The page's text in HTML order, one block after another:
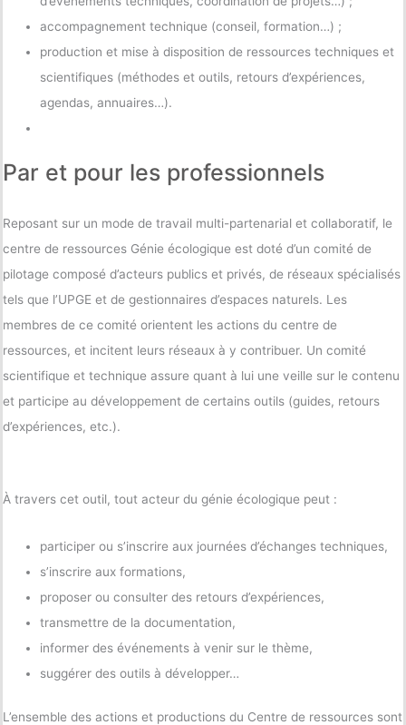
accompagnement technique (conseil, formation…) ;
production et mise à disposition de ressources techniques et
scientifiques (méthodes et outils, retours d’expériences,
agendas, annuaires…).
Par et pour les professionnels
Reposant sur un mode de travail multi-partenarial et collaboratif, le
centre de ressources Génie écologique est doté d’un comité de
pilotage composé d’acteurs publics et privés, de réseaux spécialisés
tels que l’UPGE et de gestionnaires d’espaces naturels. Les
membres de ce comité orientent les actions du centre de
ressources, et incitent leurs réseaux à y contribuer. Un comité
scientifique et technique assure quant à lui une veille sur le contenu
et participe au développement de certains outils (guides, retours
d’expériences, etc.).
À travers cet outil, tout acteur du génie écologique peut :
participer ou s’inscrire aux journées d’échanges techniques,
s’inscrire aux formations,
proposer ou consulter des retours d’expériences,
transmettre de la documentation,
informer des événements à venir sur le thème,
suggérer des outils à développer…
L’ensemble des actions et productions du Centre de ressources sont